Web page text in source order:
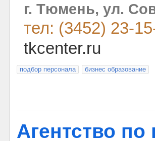
г. Тюмень, ул.
тел: (3452) 23-
tkcenter.ru
подбор персонала бизнес образование
Агентство